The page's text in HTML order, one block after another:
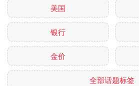
美国
银行
金价
全部话题标签